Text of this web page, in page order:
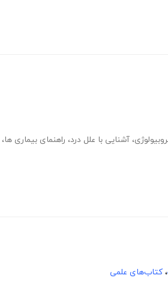
، آشنایی با علل درد، راهنمای بیماری ها،
، کتاب‌های علمی